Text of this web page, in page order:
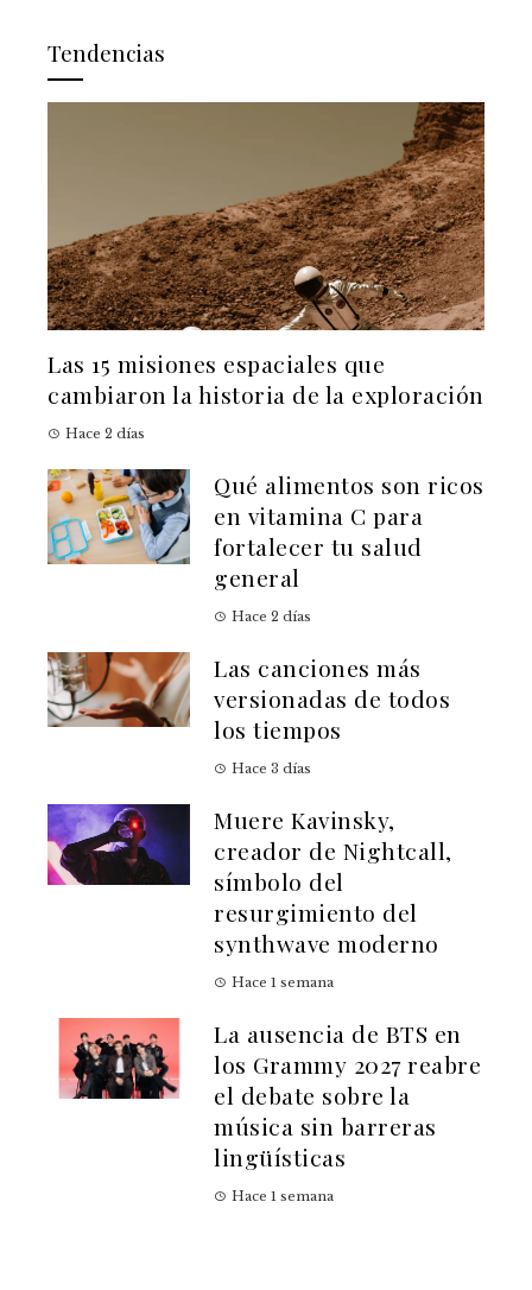
Tendencias
Las 15 misiones espaciales que
cambiaron la historia de la exploración
Hace 2 días
Qué alimentos son ricos
en vitamina C para
fortalecer tu salud
general
Hace 2 días
Las canciones más
versionadas de todos
los tiempos
Hace 3 días
Muere Kavinsky,
creador de Nightcall,
símbolo del
resurgimiento del
synthwave moderno
Hace 1 semana
La ausencia de BTS en
los Grammy 2027 reabre
el debate sobre la
música sin barreras
lingüísticas
Hace 1 semana